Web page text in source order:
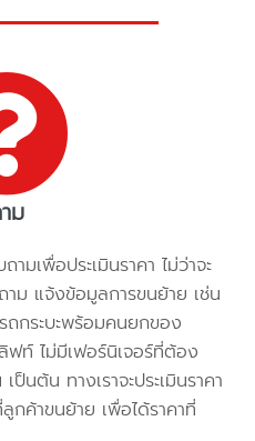
ม
ามเพื่อประเมินราคา ไม่ว่าจะ
ม แจ้งข้อมูลการขนย้าย เช่น
กระบะพร้อมคนยกของ
ท์ ไม่มีเฟอร์นิเจอร์ที่ต้อง
นต้น ทางเราจะประเมินราคา
กค้าขนย้าย เพื่อได้ราคาที่